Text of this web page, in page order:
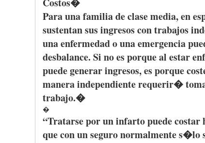
Paraunafamiliadeclasemedia, en
sustentansusingresoscontrabajos
unaenfermedadounaemergencia
desbalance. Si noesporqueal estar
puedegeneraringresos,esporque
maneraindependienterequerir�
trabajo.�
�
“Tratarseporuninfartopuedecostar
quecon unseguronormalmentes�lo